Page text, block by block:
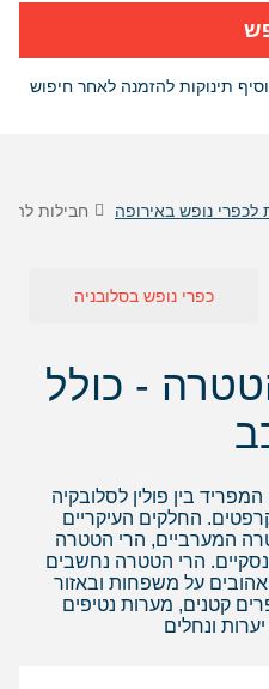
תינוקות להזמנה לאחר חיפוש
לכפרי נופש באירופה חבילות
כפרי נופש בסלובניה
- כולל
בין פולין לסלובקיה
החלקים העיקריים
המערביים, הרי הטטרה
הרי הטטרה נחשבים
על משפחות ובאזור
קטנים, מערות נטיפים
ונחלים